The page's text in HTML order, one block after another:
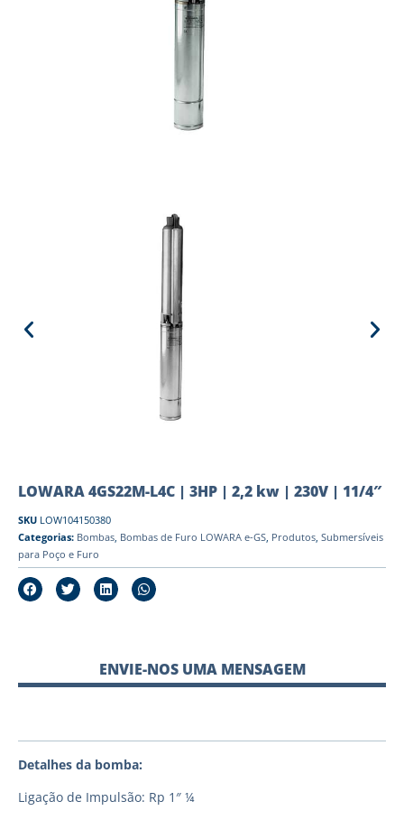
LOWARA 4GS22M-L4C | 3HP | 2,2 kw | 230V | 11/4″
SKU LOW104150380
Categorias: Bombas, Bombas de Furo LOWARA e-GS, Produtos, Submersíveis
para Poço e Furo
ENVIE-NOS UMA MENSAGEM
Detalhes da bomba:
Ligação de Impulsão: Rp 1″ ¼